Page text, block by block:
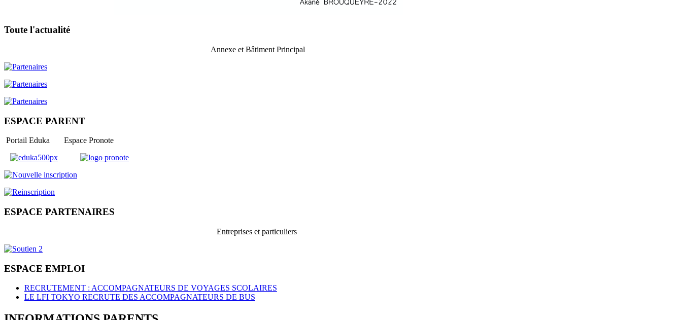
Toute l'actualité
Annexe et Bâtiment Principal
ESPACE PARENT
Portail Eduka Espace Pronote
ESPACE PARTENAIRES
Entreprises et particuliers
ESPACE EMPLOI
RECRUTEMENT : ACCOMPAGNATEURS DE VOYAGES SCOLAIRES
LE LFI TOKYO RECRUTE DES ACCOMPAGNATEURS DE BUS